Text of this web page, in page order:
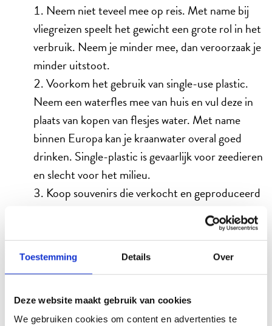
Toestemming Details Over
Deze website maakt gebruik van cookies
We gebruiken cookies om content en advertenties te
Neem niet teveel mee op reis. Met name bij
vliegreizen speelt het gewicht een grote rol in het
verbruik. Neem je minder mee, dan veroorzaak je
minder uitstoot.
Voorkom het gebruik van single-use plastic.
Neem een waterfles mee van huis en vul deze in
plaats van kopen van flesjes water. Met name
binnen Europa kan je kraanwater overal goed
drinken. Single-plastic is gevaarlijk voor zeedieren
en slecht voor het milieu.
Koop souvenirs die verkocht en geproduceerd
handdoeken besparen we water en voorkomen
schoonmaakmiddelen..